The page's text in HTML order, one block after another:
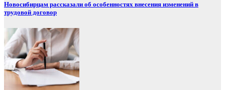
Новосибирцам рассказали об особенностях внесения изменений в
трудовой договор